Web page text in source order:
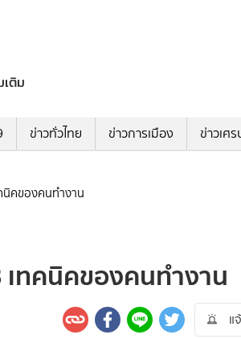
เติม
ข่าวทั่วไทย ข่าวการเมือง ข่าวเศ
นิคของคนทำงาน
เทคนิคของคนทำงาน
แ